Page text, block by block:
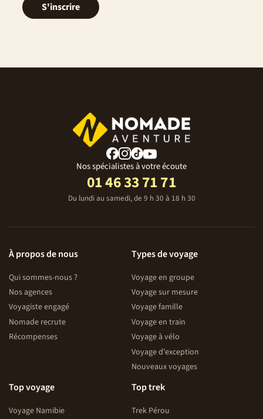
S'inscrire
Nos spécialistes à votre écoute
01 46 33 71 71
Du lundi au samedi, de 9 h 30 à 18 h 30
À propos de nous
Qui sommes-nous ?
Nos agences
Voyagiste engagé
Nomade recrute
Récompenses
Types de voyage
Voyage en groupe
Voyage sur mesure
Voyage famille
Voyage en train
Voyage à vélo
Voyage d'exception
Nouveaux voyages
Top voyage
Voyage Namibie
Top trek
Trek Pérou